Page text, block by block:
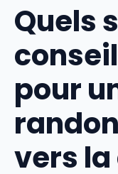
Quels
pour
vers la